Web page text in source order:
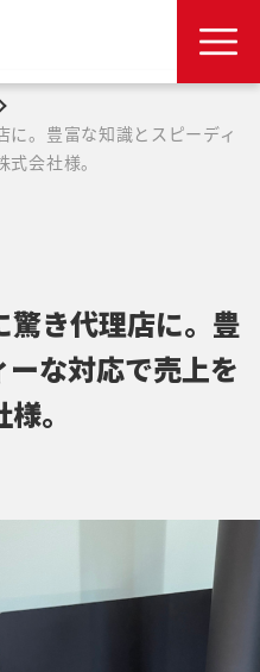
。豊富な知識とスピーディ
会社様。
驚き代理店に。豊
な対応で売上を
。